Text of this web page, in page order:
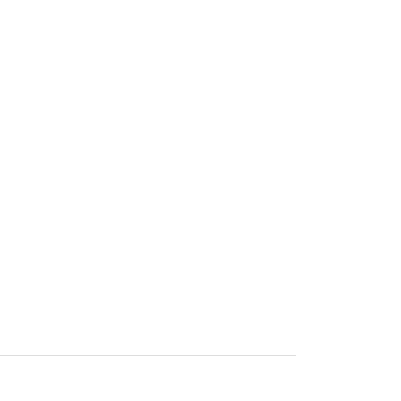
al Centrului UltraWellness. Ca
The Huffington Post și colaborator
America, CNN, The View, Katie și
ți Sănătatea din 2009, care
conferința cu tema „Atingerea
la Forumul Economic Mondial. Este
The Daniel Plan și a fost inclus în
furniza totodată toate informațiile de care ai
conține liste utile care te vor lămuri o
modificate genetic; antibiotice;